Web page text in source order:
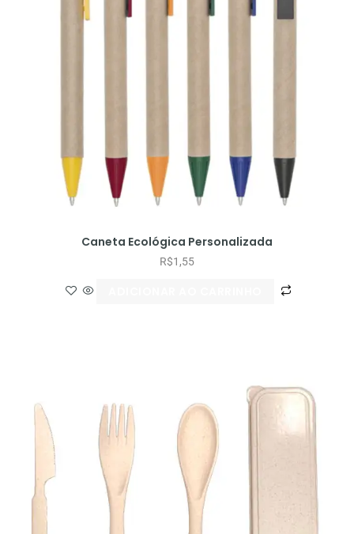
Caneta Ecológica Personalizada
R$1,55